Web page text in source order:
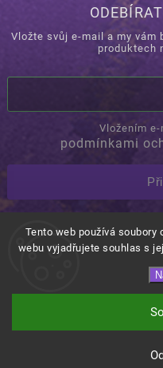
Tento web používá
webu vyjadřujete souhlas s
Vložte svůj e-mail a my vám
produktech
podmínkami
Copyright 2026
Shoptet